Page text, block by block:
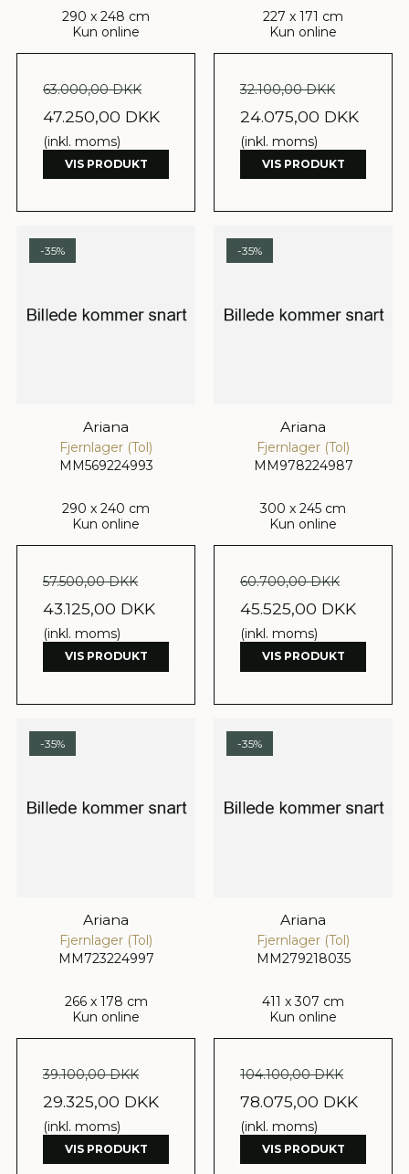
290 x 248 cm
Kun online
63.000,00 DKK
47.250,00 DKK
(inkl. moms)
VIS PRODUKT
227 x 171 cm
Kun online
32.100,00 DKK
24.075,00 DKK
(inkl. moms)
VIS PRODUKT
-35%
Ariana
Fjernlager (Tol)
MM569224993
290 x 240 cm
Kun online
57.500,00 DKK
43.125,00 DKK
(inkl. moms)
VIS PRODUKT
-35%
Ariana
Fjernlager (Tol)
MM978224987
300 x 245 cm
Kun online
60.700,00 DKK
45.525,00 DKK
(inkl. moms)
VIS PRODUKT
-35%
Ariana
Fjernlager (Tol)
MM723224997
266 x 178 cm
Kun online
39.100,00 DKK
29.325,00 DKK
(inkl. moms)
VIS PRODUKT
-35%
Ariana
Fjernlager (Tol)
MM279218035
411 x 307 cm
Kun online
104.100,00 DKK
78.075,00 DKK
(inkl. moms)
VIS PRODUKT